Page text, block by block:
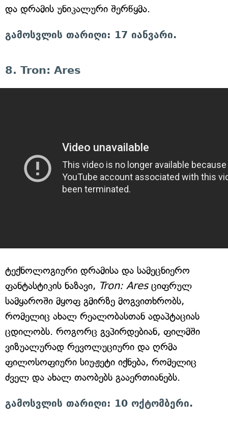
და დრამის უნიკალური შერწყმა.
გამოსვლის თარიღი: 17 იანვარი.
8. Tron: Ares
ტექნოლოგიური დრამისა და სამეცნიერო
ფანტასტიკის ნაზავი, Tron: Aresციფრულ
სამყაროში მყოფ გმირზე მოგვითხრობს,
რომელიც ახალ რეალობასთან ადაპტაციას
ცდილობს. როგორც გვპირდებიან, ფილმში
ვიზუალურად რევოლუციური და ღრმა
ფილოსოფიური სიუჟეტი იქნება, რომელიც
ძველ და ახალ თაობებს გააერთიანებს.
გამოსვლის თარიღი: 10 ოქტომბერი.